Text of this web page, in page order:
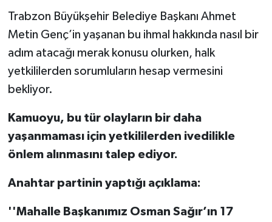
Trabzon Büyükşehir Belediye Başkanı Ahmet
Metin Genç’in yaşanan bu ihmal hakkında nasıl bir
adım atacağı merak konusu olurken, halk
yetkililerden sorumluların hesap vermesini
bekliyor.
Kamuoyu, bu tür olayların bir daha
yaşanmaması için yetkililerden ivedilikle
önlem alınmasını talep ediyor.
Anahtar partinin yaptığı açıklama:
''Mahalle Başkanımız Osman Sağır’ın 17